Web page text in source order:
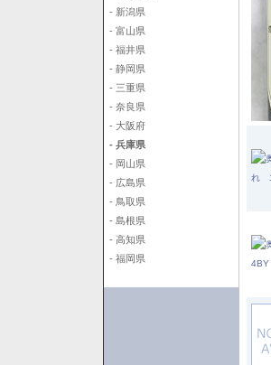
- 新潟県
- 富山県
- 福井県
- 静岡県
- 三重県
- 奈良県
- 大阪府
- 兵庫県
- 岡山県
- 広島県
- 鳥取県
- 島根県
- 高知県
- 福岡県